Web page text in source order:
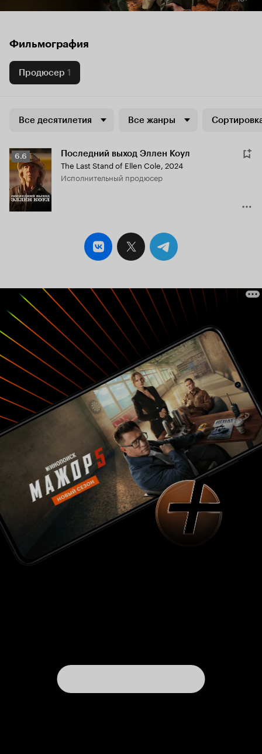
Фильмография
Продюсер 1
Все десятилетия Все жанры
Рейтинг
Кинопоиска
6.6
6.6 Последний выход Эллен Коул
The Last Stand of Ellen Cole, 2024
исполнительный продюсер